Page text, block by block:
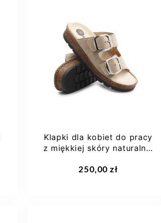
35,5 36 1/3
37,5
38 +1
Klapki dla kobiet do pracy
z miękkiej skóry naturalnej
250,00 zł